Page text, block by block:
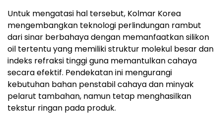
Untuk mengatasi hal tersebut, Kolmar Korea
mengembangkan teknologi perlindungan rambut
dari sinar berbahaya dengan memanfaatkan silikon
oil tertentu yang memiliki struktur molekul besar dan
indeks refraksi tinggi guna memantulkan cahaya
secara efektif. Pendekatan ini mengurangi
kebutuhan bahan penstabil cahaya dan minyak
pelarut tambahan, namun tetap menghasilkan
tekstur ringan pada produk.